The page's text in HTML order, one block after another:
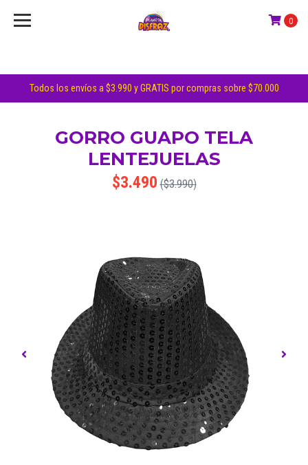
Todos los envíos a $3.990 y GRATIS por compras sobre $70.000
0
GORRO GUAPO TELA
LENTEJUELAS
$3.490 ($3.990)